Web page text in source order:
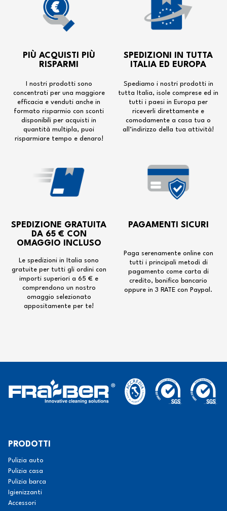
PIÙ ACQUISTI PIÙ
RISPARMI
I nostri prodotti sono
concentrati per una maggiore
efficacia e venduti anche in
formato risparmio con sconti
disponibili per acquisti in
quantità multipla, puoi
risparmiare tempo e denaro!
SPEDIZIONI IN TUTTA
ITALIA ED EUROPA
Spediamo i nostri prodotti in
tutta Italia, isole comprese ed in
tutti i paesi in Europa per
riceverli direttamente e
comodamente a casa tua o
all’indirizzo della tua attività!
SPEDIZIONE GRATUITA
DA 65 € CON
OMAGGIO INCLUSO
Le spedizioni in Italia sono
gratuite per tutti gli ordini con
importi superiori a 65 € e
comprendono un nostro
omaggio selezionato
appositamente per te!
PAGAMENTI SICURI
Paga serenamente online con
tutti i principali metodi di
pagamento come carta di
credito, bonifico bancario
oppure in 3 RATE con Paypal.
PRODOTTI
Pulizia auto
Pulizia casa
Pulizia barca
Igienizzanti
Accessori